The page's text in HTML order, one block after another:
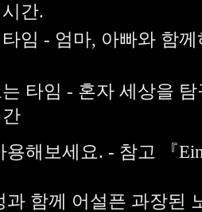
간.
임 - 엄마, 아빠와 함
타임 - 혼자 세상을
해보세요. - 참고 『
과 함께 어설픈 과장된